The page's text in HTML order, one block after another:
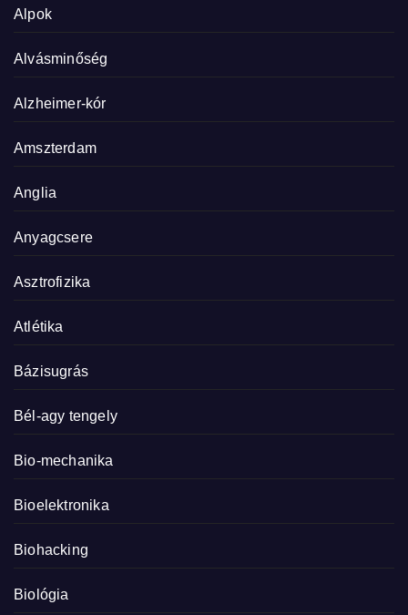
Alpok
Alvásminőség
Alzheimer-kór
Amszterdam
Anglia
Anyagcsere
Asztrofizika
Atlétika
Bázisugrás
Bél-agy tengely
Bio-mechanika
Bioelektronika
Biohacking
Biológia